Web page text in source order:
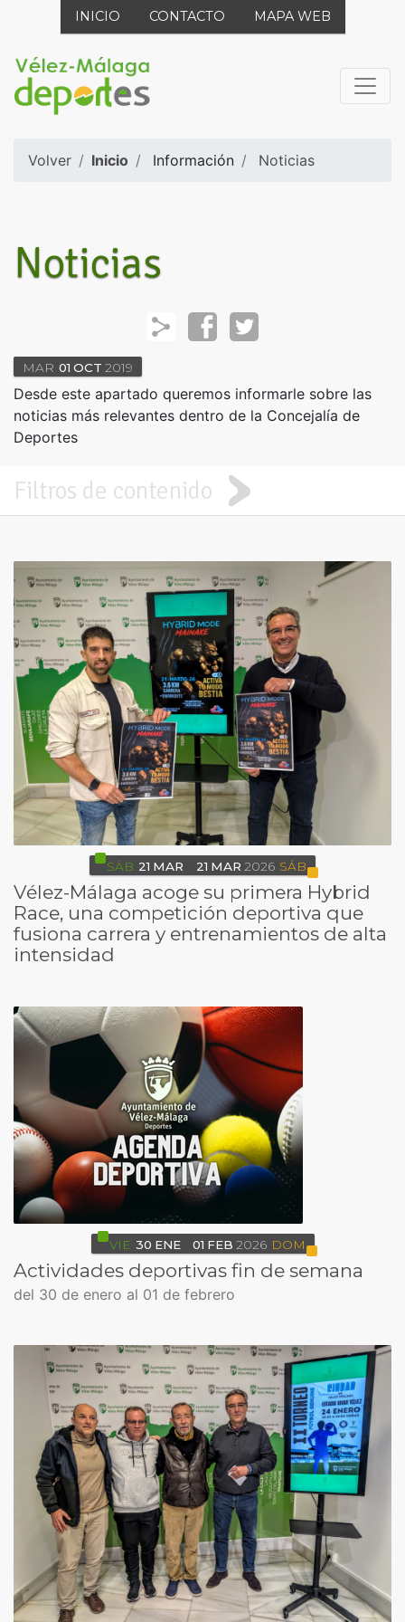
INICIO CONTACTO MAPA WEB
Volver Inicio Información Noticias
Noticias
MAR 01 OCT 2019
Desde este apartado queremos informarle sobre las
noticias más relevantes dentro de la Concejalía de
Deportes
Filtros de contenido
SÁB 21 MAR 21 MAR 2026 SÁB
Vélez-Málaga acoge su primera Hybrid
Race, una competición deportiva que
fusiona carrera y entrenamientos de alta
intensidad
VIE 30 ENE 01 FEB 2026 DOM
Actividades deportivas fin de semana
del 30 de enero al 01 de febrero